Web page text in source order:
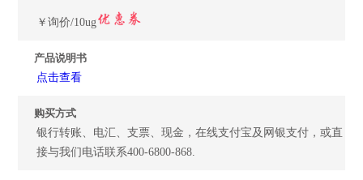
￥询价/10ug
产品说明书
点击查看
购买方式
银行转账、电汇、支票、现金，在线支付宝及网银支付，或直
接与我们电话联系400-6800-868.